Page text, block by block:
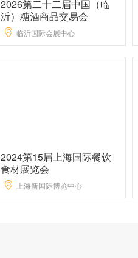
2026第二十二届中国（临
沂）糖酒商品交易会
临沂国际会展中心
2024第15届上海国际餐饮
食材展览会
上海新国际博览中心